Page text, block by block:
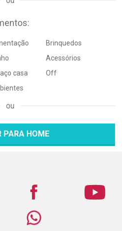
casa
Brinquedos
Acessórios
Off
PARA HOME